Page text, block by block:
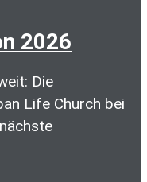
2026
Die
Life Church bei